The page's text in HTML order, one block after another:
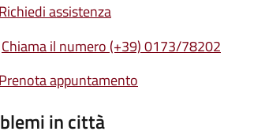
Richiedi assistenza
Chiama il numero (+39) 0173/78202
Prenota appuntamento
in città